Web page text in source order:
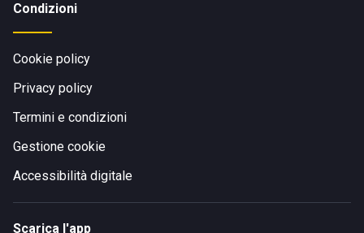
Condizioni
Cookie policy
Privacy policy
Termini e condizioni
Gestione cookie
Accessibilità digitale
Scarica l'app